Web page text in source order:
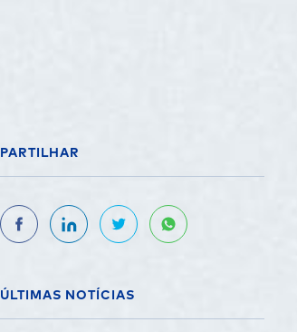
PARTILHAR
ÚLTIMAS NOTÍCIAS